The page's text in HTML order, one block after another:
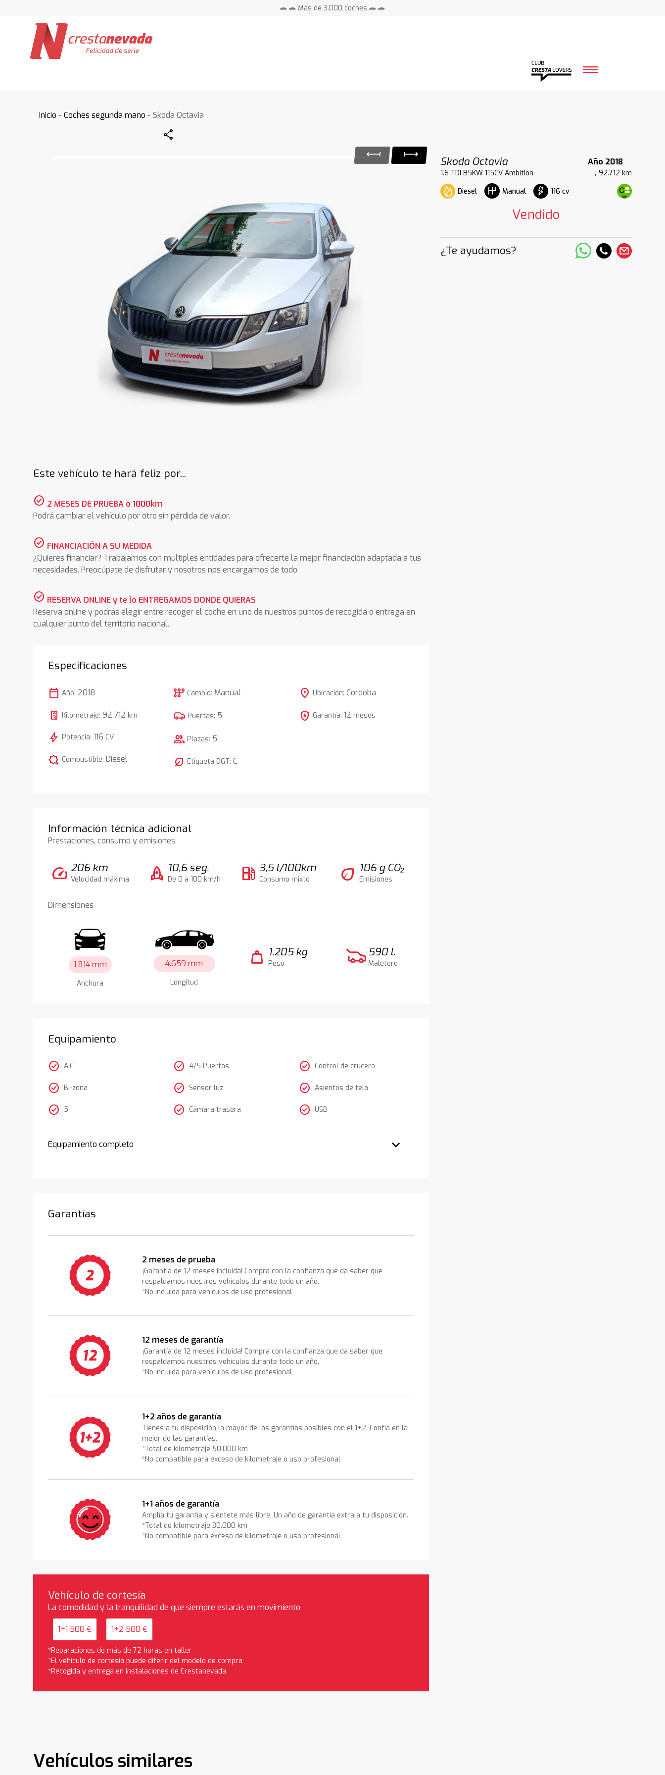
🚗 🚗 Más de 3.000 coches 🚗 🚗
Inicio -Coches segunda mano - Skoda Octavia
Share
Skoda Octavia
Año 2018
1.6 TDI 85KW 115CV Ambition
92.712 km
Diesel
Manual 116 cv
Vendido
¿Te ayudamos?
Este vehículo te hará feliz por...
check_circle 2 MESES DE PRUEBA o 1000km
Podrá cambiar el vehículo por otro sin pérdida de valor.
check_circle FINANCIACIÓN A SU MEDIDA
¿Quieres financiar? Trabajamos con multiples entidades para ofrecerte la mejor financiación adaptada a tus
necesidades. Preocúpate de disfrutar y nosotros nos encargamos de todo
check_circle RESERVA ONLINE y te lo ENTREGAMOS DONDE QUIERAS
Reserva online y podrás elegir entre recoger el coche en uno de nuestros puntos de recogida o entrega en
cualquier punto del territorio nacional.
Especificaciones
calendar_today Año: 2018
Kilometraje:92.712 km
bolt Potencia:116 CV
comic_bubble Combustible:Diesel
auto_transmission Cambio: Manual
Puertas: 5
group Plazas: 5
nest_eco_leaf Etiqueta DGT:C
location_on Ubicación: Cordoba
local_police Garantía: 12 meses
Información técnica adicional
Prestaciones, consumo y emisiones
speed 206 km
Velocidad máxima rocket 10,6 seg.
De 0 a 100 km/h local_gas_station 3,5 l/100km
Consumo mixto eco 106 g CO₂
Emisiones
Dimensiones
1.814 mm
Anchura
4.659 mm
Longitud
weight 1.205 kg
Peso
590 l.
Maletero
Equipamiento
check_circle A.C
check_circle Bi-zona
check_circle 5
check_circle 4/5 Puertas
check_circle Sensor luz
check_circle Cámara trasera
check_circle Control de crucero
check_circle Asientos de tela
check_circle USB
Equipamiento completo
Garantías
2 meses de prueba
¡Garantía de 12 meses incluida! Compra con la confianza que da saber que
respaldamos nuestros vehículos durante todo un año.
*No incluida para vehículos de uso profesional
12 meses de garantía
¡Garantía de 12 meses incluida! Compra con la confianza que da saber que
respaldamos nuestros vehículos durante todo un año.
*No incluida para vehículos de uso profesional
1+2 años de garantía
Tienes a tu disposición la mayor de las garantías posibles con el 1+2. Confía en la
mejor de las garantías.
*Total de kilometraje 50.000 km
*No compatible para exceso de kilometraje o uso profesional
1+1 años de garantía
Amplía tu garantía y siéntete más libre. Un año de garantía extra a tu disposición.
*Total de kilometraje 30.000 km
*No compatible para exceso de kilometraje o uso profesional
Vehículo de cortesía
La comodidad y la tranquilidad de que siempre estarás en movimiento
1+1 500 € 1+2 500 €
*Reparaciones de más de 72 horas en taller
*El vehículo de cortesía puede diferir del modelo de compra
*Recogida y entrega en instalaciones de Crestanevada
Vehículos similares